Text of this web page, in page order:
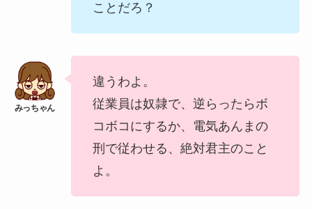
ことだろ？
違うわよ。
従業員は奴隷で、逆らったらボ
コボコにするか、電気あんまの
刑で従わせる、絶対君主のこと
よ。